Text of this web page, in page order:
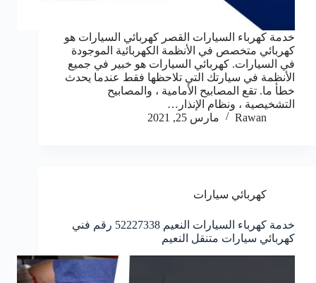
خدمة كهرباء السيارات القصر كهربائي السيارات هو
كهربائي متخصص في الأنظمة الكهربائية الموجودة
في السيارات. كهربائي السيارات هو خبير في جميع
الأنظمة في سيارتك التي تلاحظها فقط عندما يحدث
خطأ ما. تقع المصابيح الأمامية ، والمصابيح
التشخيصية ، ونظام الإنذار…
Rawan
مارس 25, 2021
كهربائي سيارات
خدمة كهرباء السيارات النعيم 52227338 رقم فني
كهربائي سيارات متنقل النعيم